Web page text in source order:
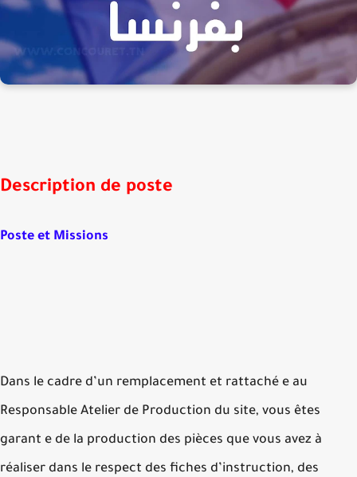
Description de poste
Poste et Missions
Dans le cadre d’un remplacement et rattaché e au
Responsable Atelier de Production du site, vous êtes
garant e de la production des pièces que vous avez à
réaliser dans le respect des fiches d’instruction, des